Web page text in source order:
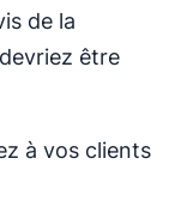
de la
être
à vos clients